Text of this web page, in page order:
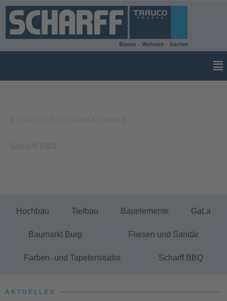
Hochbau Tiefbau Bauelemente GaLa
Baumarkt Burg Fliesen und Sanitär
Farben- und Tapetenstudio Scharff BBQ
AKTUELLES